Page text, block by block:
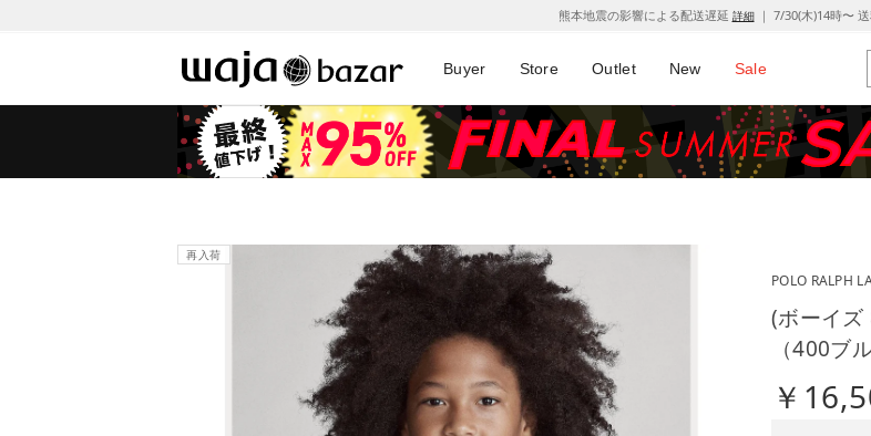
熊本地震の影響による配送遅延 詳細｜ 7/30(木)14時〜
Buyer Store Outlet New Sale
POLO RALPH
(ボーイズ
（400ブ
￥